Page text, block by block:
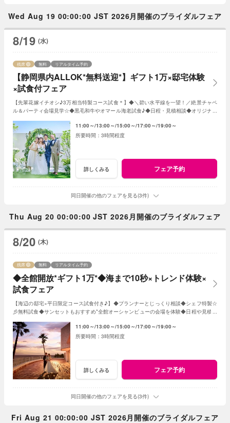
Wed Aug 19 00:00:00 JST 2026月開催のブライダルフェア
8/19 (水)
【静岡県内ALLOK*無料送迎*】ギフト1万×邸宅体験
×試食付フェア
残席 無料 リアルタイム予約
【先輩花嫁イチオシ♪3万相当特製コース試食＊】◆＼碧い水平線を一望！／絶景チャペ
ル＆パーティ会場見学☆◆黒毛和牛やオマール海老試食♪◆日程・見積相談◆オリジナル
11:00～ 13:00～ 15:00～ 17:00～ 19:00～
3時間程度
詳しくみる フェア予約
同日開催の他のフェアを見る(3件)
Thu Aug 20 00:00:00 JST 2026月開催のブライダルフェア
8/20 (木)
◆全館開放*ギフト1万*◆海まで10秒×トレンド体験×
試食フェア
残席 無料 リアルタイム予約
【海辺の邸宅×平日限定コース試食付き♪】◆プランナーとじっくり相談◆シェフ特製☆
彡無料試食◆サンセットもおすすめ*全館オーシャンビューの会場を体験◆日程や見積り
11:00～ 13:00～ 15:00～ 17:00～ 19:00～
3時間程度
詳しくみる フェア予約
同日開催の他のフェアを見る(3件)
Fri Aug 21 00:00:00 JST 2026月開催のブライダルフェア